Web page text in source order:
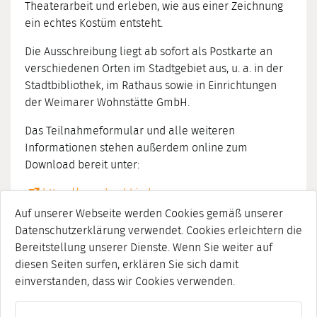
Auf unserer Webseite werden Cookies gemäß unserer
Datenschutzerklärung verwendet. Cookies erleichtern die
Bereitstellung unserer Dienste. Wenn Sie weiter auf
diesen Seiten surfen, erklären Sie sich damit
einverstanden, dass wir Cookies verwenden.
Theaterarbeit und erleben, wie aus einer Zeichnung
ein echtes Kostüm entsteht.
Die Ausschreibung liegt ab sofort als Postkarte an
verschiedenen Orten im Stadtgebiet aus, u. a. in der
Stadtbibliothek, im Rathaus sowie in Einrichtungen
der Weimarer Wohnstätte GmbH.
Das Teilnahmeformular und alle weiteren
Informationen stehen außerdem online zum
Download bereit unter:
https://www.buchkinder-
weimar.de/news/achtungachtung-aufruf-
kostuemwettbewerb-junges-gemuese-zum-
kinderzwiebelmarkt-2026/1/
Wir freuen uns auf viele kreative Ideen und ein
buntes Feld voller „junger Gemüse“ beim